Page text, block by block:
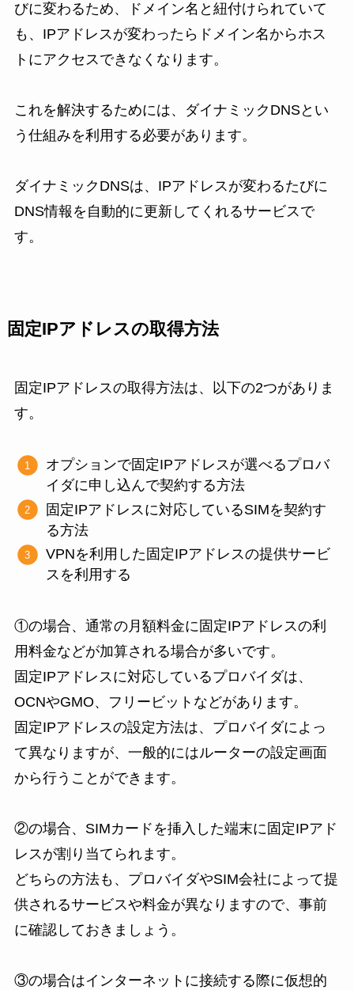
びに変わるため、ドメイン名と紐付けられていて
も、IPアドレスが変わったらドメイン名からホス
トにアクセスできなくなります。
これを解決するためには、ダイナミックDNSとい
う仕組みを利用する必要があります。
ダイナミックDNSは、IPアドレスが変わるたびに
DNS情報を自動的に更新してくれるサービスで
す。
固定IPアドレスの取得方法
固定IPアドレスの取得方法は、以下の2つがありま
す。
オプションで固定IPアドレスが選べるプロバ
イダに申し込んで契約する方法
固定IPアドレスに対応しているSIMを契約す
る方法
VPNを利用した固定IPアドレスの提供サービ
スを利用する
①の場合、通常の月額料金に固定IPアドレスの利
用料金などが加算される場合が多いです。
固定IPアドレスに対応しているプロバイダは、
OCNやGMO、フリービットなどがあります。
固定IPアドレスの設定方法は、プロバイダによっ
て異なりますが、一般的にはルーターの設定画面
から行うことができます。
②の場合、SIMカードを挿入した端末に固定IPアド
レスが割り当てられます。
どちらの方法も、プロバイダやSIM会社によって提
供されるサービスや料金が異なりますので、事前
に確認しておきましょう。
③の場合はインターネットに接続する際に仮想的